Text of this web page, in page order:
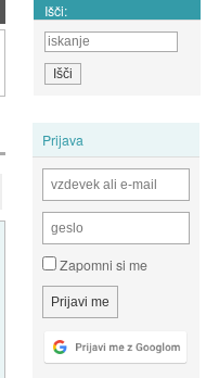
Išči:
Prijava
Zapomni si me